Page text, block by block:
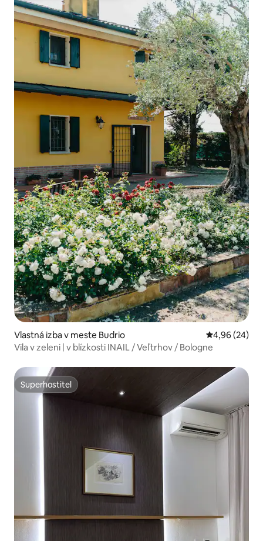
Vlastná izba v meste Budrio Priemerné
4,96 (24)
Vila v zeleni | v blízkosti INAIL / Veľtrhov / Bologne
Superhostiteľ
Superhostiteľ